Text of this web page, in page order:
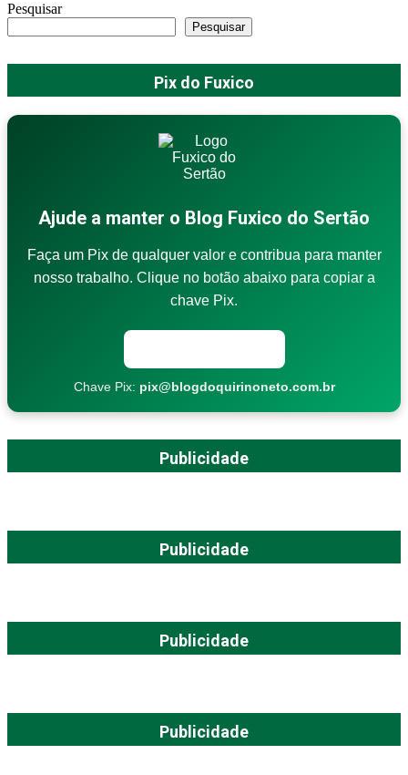
Pesquisar
Pesquisar
Pix do Fuxico
Ajude a manter o Blog Fuxico do Sertão
Faça um Pix de qualquer valor e contribua para manter
nosso trabalho. Clique no botão abaixo para copiar a
chave Pix.
Chave Pix: pix@blogdoquirinoneto.com.br
Publicidade
Publicidade
Publicidade
Publicidade